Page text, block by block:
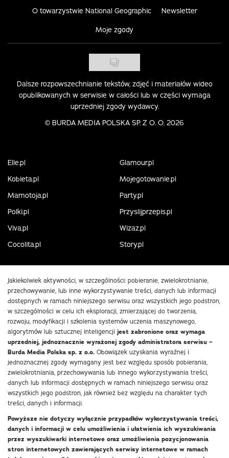
O towarzystwie National Geographic Newsletter
Moje zgody
Dalsze rozpowszechnianie tekstów, zdjęć i materiałów wideo
opublikowanych w serwisie w całości lub w części wymaga
uprzedniej zgody wydawcy.
© BURDA MEDIA POLSKA SP. Z O. O. 2026
Elle.pl
Glamour.pl
Kobieta.pl
Mojegotowanie.pl
Mamotoja.pl
Party.pl
Polki.pl
Przyslijprzepis.pl
Viva.pl
Wizaz.pl
Cocolita.pl
Story.pl
Jakiekolwiek aktywności, w szczególności: pobieranie, zwielokrotnianie,
przechowywanie, lub inne wykorzystywanie treści, danych lub informacji
dostępnych w ramach niniejszego serwisu oraz wszystkich jego podstron,
w szczególności w celu ich eksploracji, zmierzającej do tworzenia,
rozwoju, modyfikacji i szkolenia systemów uczenia maszynowego,
algorytmów lub sztucznej inteligencji jest zabronione oraz wymaga
uprzedniej, jednoznacznie wyrażonej zgody administratora serwisu –
Burda Media Polska sp. z o.o. Obowiązek uzyskania wyraźnej i
jednoznacznej zgody wymagany jest bez względu sposób pobierania,
zwielokrotniania, przechowywania lub innego wykorzystywania treści,
danych lub informacji dostępnych w ramach niniejszego serwisu oraz
wszystkich jego podstron, jak również bez względu na charakter tych
treści, danych i informacji.
Powyższe nie dotyczy wyłącznie przypadków wykorzystywania treści,
danych i informacji w celu umożliwienia i ułatwienia ich wyszukiwania
przez wyszukiwarki internetowe oraz umożliwienia pozycjonowania
stron internetowych zawierających serwisy internetowe w ramach